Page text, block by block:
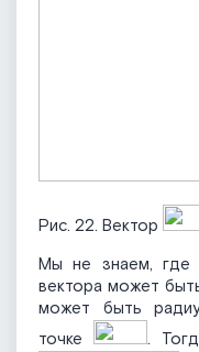
Рис. 22. Вектор
Мы не знаем, где
вектора может
может быть
точке
.